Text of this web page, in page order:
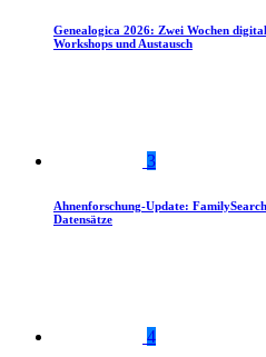
Genealogica 2026: Zwei Wochen
Workshops und Austausch
3
Ahnenforschung-Update:
Datensätze
4